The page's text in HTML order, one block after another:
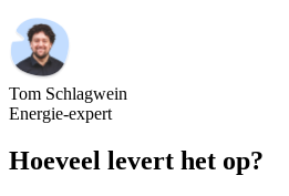
Tom Schlagwein
Energie-expert
Hoeveel levert het op?